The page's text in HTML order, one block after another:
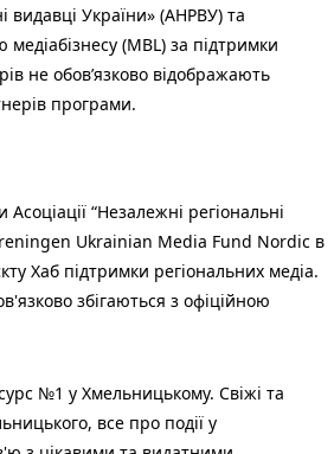
видавці України» (АНРВУ) та
(MBL) за підтримки
не обов’язково відображають
програми.
“Незалежні регіональні
Ukrainian Media Fund Nordic в
Хаб підтримки регіональних медіа.
збігаються з офіційною
№1 у Хмельницькому. Свіжі та
все про події у